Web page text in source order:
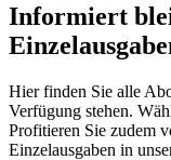
Informiert
Hier finden Sie alle
Verfügung stehen.
Profitieren Sie zudem
Einzelausgaben in